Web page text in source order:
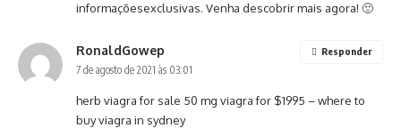
informaçõesexclusivas. Venha descobrir mais agora! 🙂
RonaldGowep
7 de agosto de 2021 às 03:01
herb viagra for sale 50 mg viagra for $1995 – where to
buy viagra in sydney
Responder